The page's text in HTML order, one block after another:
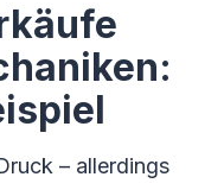
– allerdings